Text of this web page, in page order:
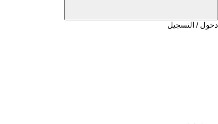
دخول / التسجيل